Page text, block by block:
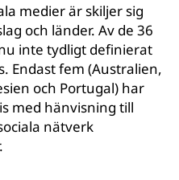
medier är skiljer sig
och länder. Av de 36
inte tydligt definierat
Endast fem (Australien,
och Portugal) har
med hänvisning till
nätverk